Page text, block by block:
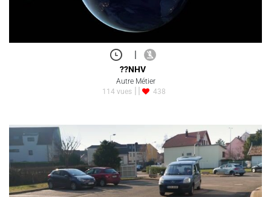
|
??NHV
Autre Métier
114 vues
438